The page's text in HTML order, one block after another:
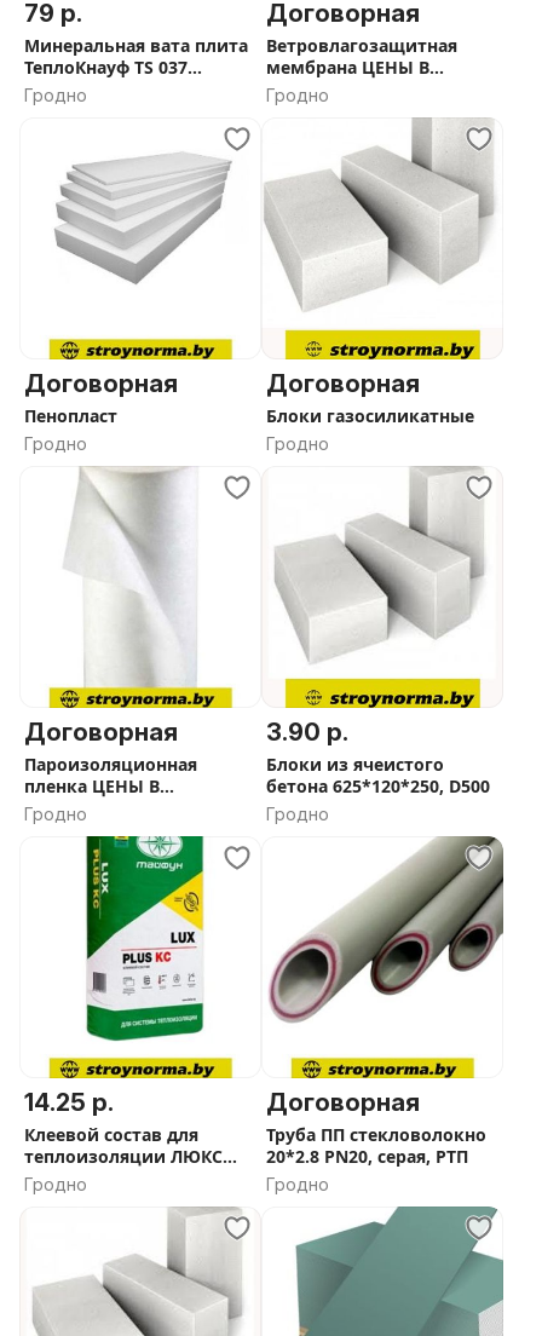
79 р.
Минеральная вата плита
ТеплоКнауф TS 037
Aquastatik
1230*610*100/50мм
Гродно
Договорная
Ветровлагозащитная
мембрана ЦЕНЫ В
ОПИСАНИИ
Гродно
Договорная
Пенопласт
Гродно
Договорная
Блоки газосиликатные
Гродно
Договорная
Пароизоляционная
пленка ЦЕНЫ В
ОПИСАНИИ
Гродно
3.90 р.
Блоки из ячеистого
бетона 625*120*250, D500
Гродно
14.25 р.
Клеевой состав для
теплоизоляции ЛЮКС
Плюс КС
Гродно
Договорная
Труба ПП стекловолокно
20*2.8 PN20, серая, РТП
Гродно